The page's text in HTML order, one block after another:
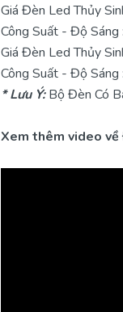
Giá Đèn Led Thủy
Công Suất - Độ
Giá Đèn Led Thủy
Công Suất - Độ
* Lưu Ý:Bộ Đèn Có
Xem thêm video